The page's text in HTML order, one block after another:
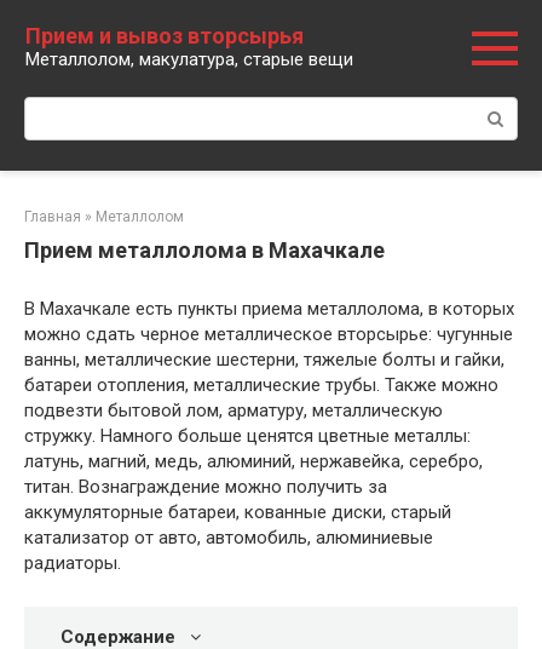
контенту
Прием и вывоз вторсырья
Металлолом, макулатура, старые вещи
Поиск:
Главная » Металлолом
Прием металлолома в Махачкале
В Махачкале есть пункты приема металлолома, в которых
можно сдать черное металлическое вторсырье: чугунные
ванны, металлические шестерни, тяжелые болты и гайки,
батареи отопления, металлические трубы. Также можно
подвезти бытовой лом, арматуру, металлическую
стружку. Намного больше ценятся цветные металлы:
латунь, магний, медь, алюминий, нержавейка, серебро,
титан. Вознаграждение можно получить за
аккумуляторные батареи, кованные диски, старый
катализатор от авто, автомобиль, алюминиевые
радиаторы.
Содержание